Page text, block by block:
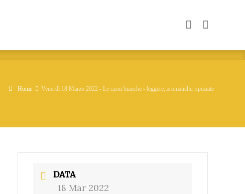
Home Venerdì 18 Marzo 2022 - Le carni bianche - leggere, aromatiche, speziate
DATA
18 Mar 2022